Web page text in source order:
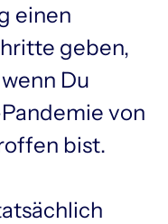
einen
geben,
Du
von
bist.